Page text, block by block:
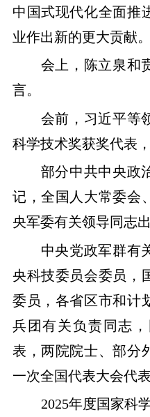
中国式现代化全面推
业作出新的更大贡献。
会上，陈立泉和
言。
会前，习近平等
科学技术奖获奖代表
部分中共中央政
记，全国人大常委会
央军委有关领导同志出
中央党政军群有
央科技委员会委员，
委员，各省区市和计
兵团有关负责同志
表，两院院士、部分
一次全国代表大会代
2025年度国家科